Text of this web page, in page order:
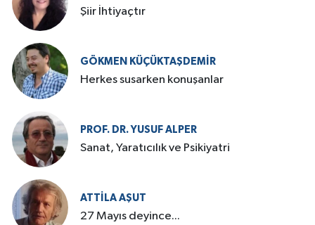
Şiir İhtiyaçtır
GÖKMEN KÜÇÜKTAŞDEMIR
Herkes susarken konuşanlar
PROF. DR. YUSUF ALPER
Sanat, Yaratıcılık ve Psikiyatri
ATTILA AŞUT
27 Mayıs deyince...